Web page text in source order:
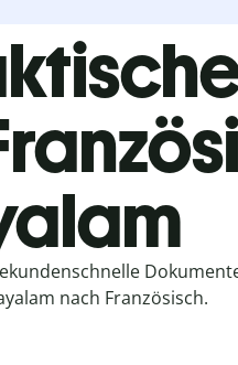
nach Französisch.